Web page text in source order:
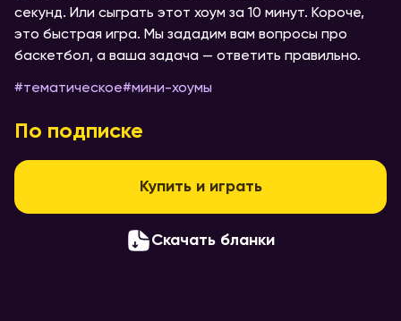
секунд. Или сыграть этот хоум за 10 минут. Короче,
это быстрая игра. Мы зададим вам вопросы про
баскетбол, а ваша задача — ответить правильно.
#тематическое#мини-хоумы
По подписке
Купить и играть
Скачать бланки